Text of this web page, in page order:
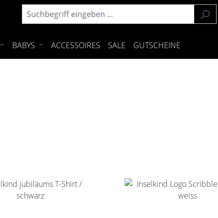
BABYS ACCESSOIRES SALE GUTSCHEINE